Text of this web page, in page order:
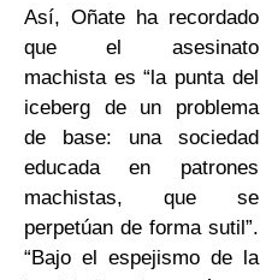
Así, Oñate ha recordado
que el asesinato
machista es “la punta del
iceberg de un problema
de base: una sociedad
educada en patrones
machistas, que se
perpetúan de forma sutil”.
“Bajo el espejismo de la